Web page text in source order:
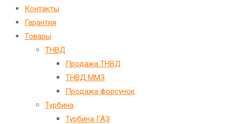
Контакты
Гарантия
Товары
ТНВД
Продажа ТНВД
ТНВД ММЗ
Продажа форсунок
Турбина
Турбина ГАЗ